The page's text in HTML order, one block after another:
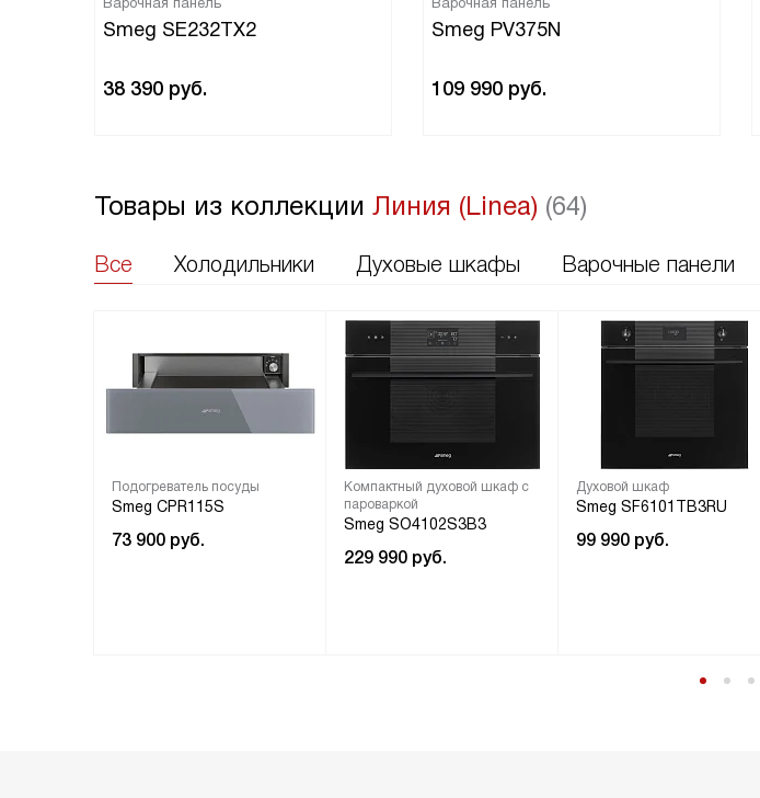
Smeg SE232TX2
38 390 руб.
Smeg PV375N
109 990 руб.
Товары из коллекции Линия (Linea) (64)
Все Холодильники Духовые шкафы Варочные панели
Подогреватель посуды
Smeg CPR115S
73 900 руб.
Компактный духовой шкаф с
пароваркой
Smeg SO4102S3B3
229 990 руб.
Духовой шкаф
Smeg SF6101TB3RU
99 990 руб.